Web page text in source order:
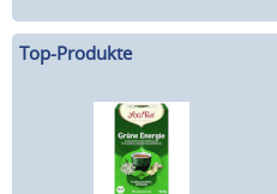
Top-Produkte